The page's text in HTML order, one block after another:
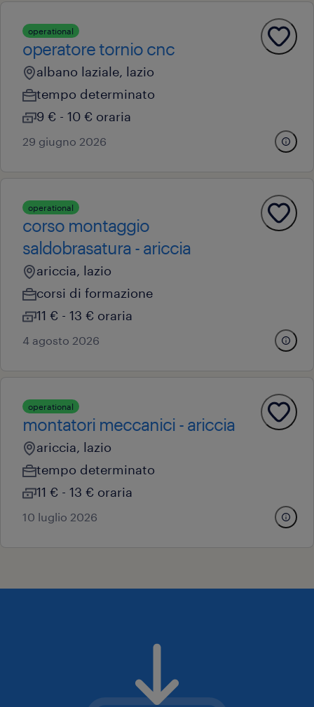
operational
operatore tornio cnc
albano laziale, lazio
tempo determinato
9 € - 10 € oraria
29 giugno 2026
operational
corso montaggio
saldobrasatura - ariccia
ariccia, lazio
corsi di formazione
11 € - 13 € oraria
4 agosto 2026
operational
montatori meccanici - ariccia
ariccia, lazio
tempo determinato
11 € - 13 € oraria
10 luglio 2026